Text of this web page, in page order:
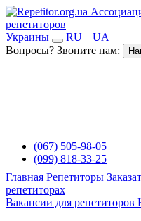
репетиторов
Украины
RU | UA
Вопросы? Звоните нам:
(067) 505-98-05
(099) 818-33-25
Главная Репетиторы
репетиторах
Вакансии для репетиторов